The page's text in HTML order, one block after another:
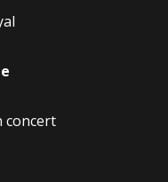
concert